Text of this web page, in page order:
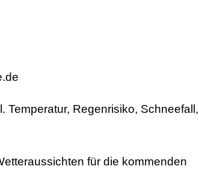
Temperatur, Regenrisiko, Schneefall,
für die kommenden